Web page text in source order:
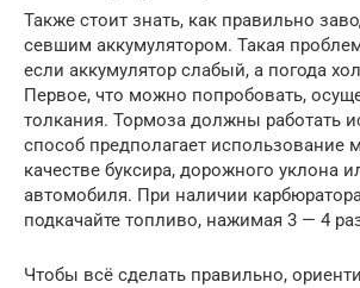
Также стоит знать, как правильно
севшим аккумулятором. Такая
если аккумулятор слабый, а погода
Первое, что можно попробовать,
толкания. Тормоза должны работать
способ предполагает использование
качестве буксира, дорожного уклона
автомобиля. При наличии
подкачайте топливо, нажимая 3 — 4
Чтобы всё сделать правильно,